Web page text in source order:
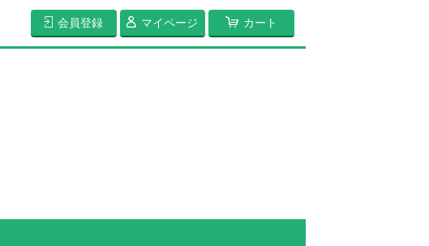
会員登録 マイページ カート